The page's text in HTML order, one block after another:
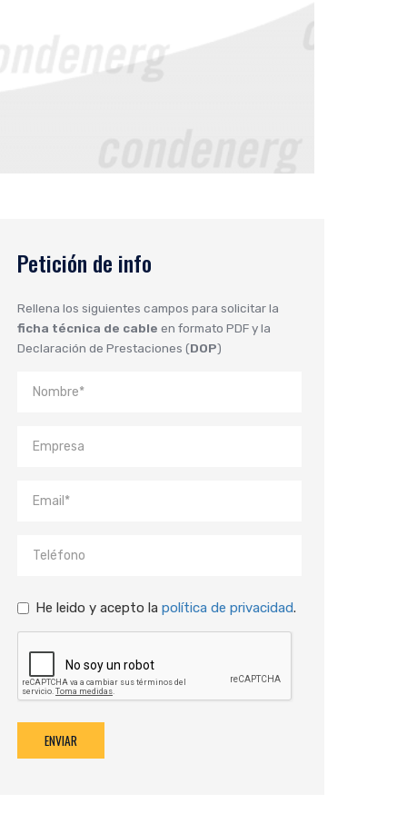
Petición de info
Rellena los siguientes campos para solicitar la
ficha técnica de cable en formato PDF y la
Declaración de Prestaciones (DOP)
He leido y acepto lapolítica de privacidad.
ENVIAR